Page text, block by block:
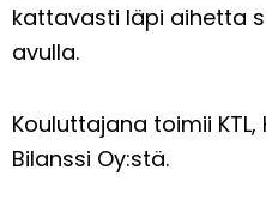
kattavasti läpi aihetta
avulla.
Kouluttajana toimii KTL,
Bilanssi Oy:stä.